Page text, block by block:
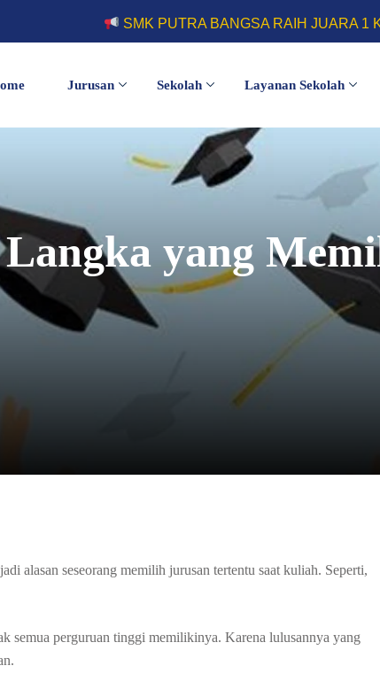
SMK PUTRA BANGSA RAIH JUARA 1 KOMPETISI
Jurusan Sekolah Layanan Sekolah
yang
alasan seseorang memilih jurusan tertentu saat kuliah. Seperti,
semua perguruan tinggi memilikinya. Karena lulusannya yang